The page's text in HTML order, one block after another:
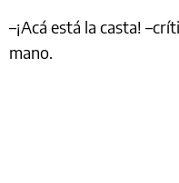
–¡Acá está la casta!
mano.